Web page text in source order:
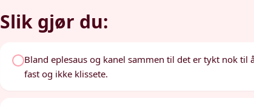
Slik gjør du:
Bland eplesaus og kanel sammen til det er tykt nok
fast og ikke klissete.